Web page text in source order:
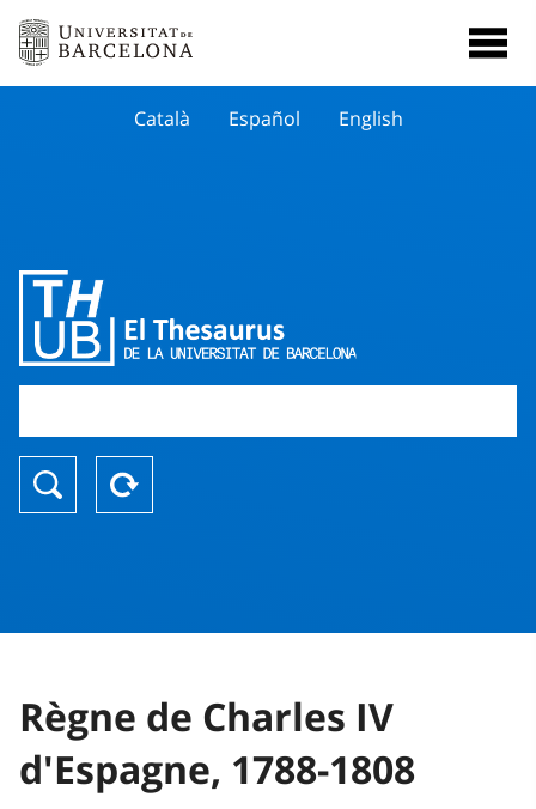
Català Español English
Règne de Charles IV
d'Espagne, 1788-1808